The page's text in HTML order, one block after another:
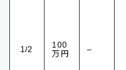
1/2
100
万円
–